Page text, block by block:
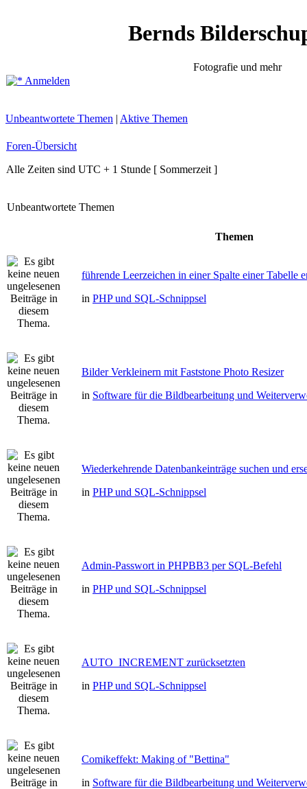
Bernds
Fotografie und mehr
Anmelden
Unbeantwortete Themen | Aktive Themen
Foren-Übersicht
Alle Zeiten sind UTC + 1 Stunde [ Sommerzeit ]
Unbeantwortete Themen
Themen
führende Leerzeichen in einer Spalte einer Tabelle
in PHP und SQL-Schnippsel
Bilder Verkleinern mit Faststone Photo Resizer
in Software für die Bildbearbeitung und
Wiederkehrende Datenbankeinträge suchen und
in PHP und SQL-Schnippsel
Admin-Passwort in PHPBB3 per SQL-Befehl
in PHP und SQL-Schnippsel
AUTO_INCREMENT zurücksetzten
in PHP und SQL-Schnippsel
Comikeffekt: Making of "Bettina"
in Software für die Bildbearbeitung und